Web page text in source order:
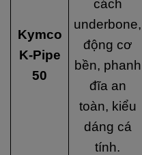
Kymco
K-Pipe
50
cách
underbone,
động cơ
bền, phanh
đĩa an
toàn, kiểu
dáng cá
tính.